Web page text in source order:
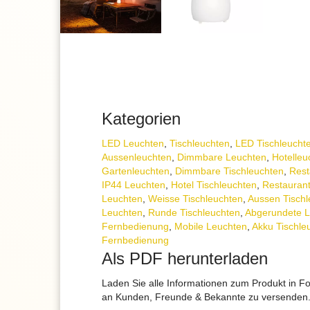
Kategorien
LED Leuchten, Tisch­leuchten, LED
Aussenleuchten, Dimmbare Leuchten,
Gartenleuchten, Dimmbare Tischleuchten,
IP44 Leuchten, Hotel Tischleuchten,
Leuchten, Weisse Tischleuchten, Aussen
Leuchten, Runde Tischleuchten, Abgerundete
Fernbedienung, Mobile Leuchten, Akku
Fernbedienung
Als PDF herunterladen
Laden Sie alle Informationen zum Produkt in
an Kunden, Freunde & Bekannte zu versenden.